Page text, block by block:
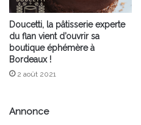
Doucetti, la pâtisserie experte
du flan vient d’ouvrir sa
boutique éphémère à
Bordeaux !
2 août 2021
Annonce